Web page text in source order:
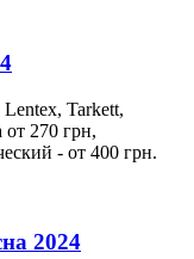
Tarkett,
270 грн,
- от 400 грн.
2024